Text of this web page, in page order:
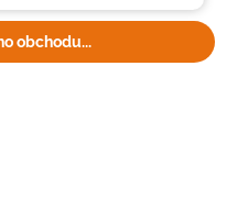
obchodu...